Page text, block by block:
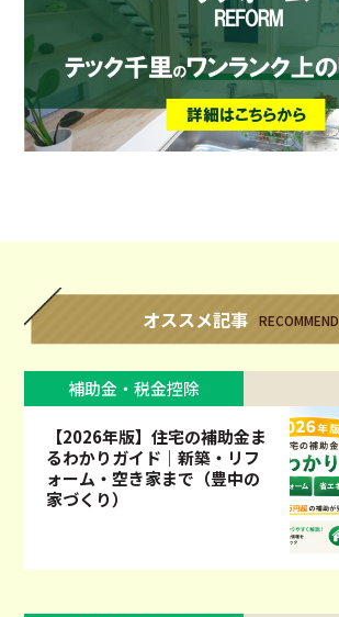
オススメ記事 RECOMMEND
補助金・税金控除
【2026年版】住宅の補助金ま
るわかりガイド｜新築・リフ
ォーム・空き家まで（豊中の
家づくり）